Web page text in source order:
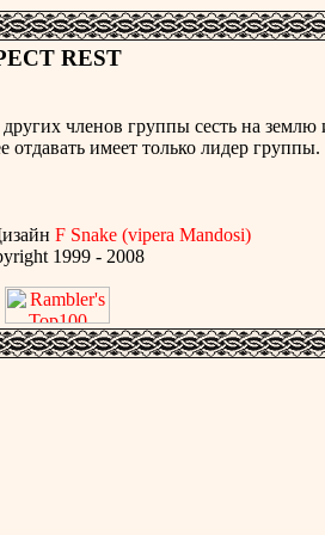
REST
членов группы сесть на землю
отдавать имеет только лидер группы.
F Snake (vipera Mandosi)
1999 - 2008